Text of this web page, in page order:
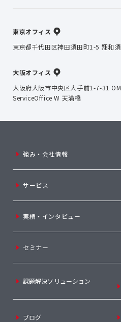
東京オフィス
東京都千代田区神田須田町1-5 翔和
大阪オフィス
大阪府大阪市中央区大手前1-7-31
ServiceOffice W 天満橋
強み・会社情報
サービス
実績・インタビュー
セミナー
課題解決ソリューション
ブログ